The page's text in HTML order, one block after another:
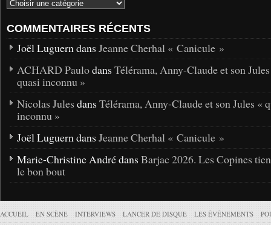
COMMENTAIRES RÉCENTS
Joël Luguern dans Jeanne Cherhal « Canicule »
ACHARD Paulodans Télérama, Anny-Claude et son
quasi inconnu »
Nicolas Jules dans Télérama, Anny-Claude et son Jules «
inconnu »
Joël Luguern dans Jeanne Cherhal « Canicule »
Marie-Christine André dans Barjac 2026. Les Copines
le bon bout
ACCUEIL EN SCÈNE INTERVIEWS LANCER DE DISQUE LES ÉVÉNEMENTS